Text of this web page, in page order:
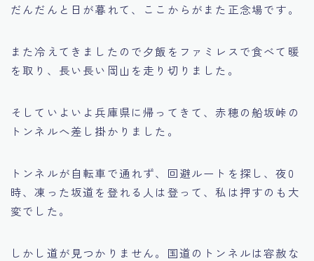
だんだんと日が暮れて、ここからがまた正念場です。
また冷えてきましたので夕飯をファミレスで食べて暖
を取り、長い長い岡山を走り切りました。
そしていよいよ兵庫県に帰ってきて、赤穂の船坂峠の
トンネルへ差し掛かりました。
トンネルが自転車で通れず、回避ルートを探し、夜0
時、凍った坂道を登れる人は登って、私は押すのも大
変でした。
しかし道が見つかりません。国道のトンネルは容赦な